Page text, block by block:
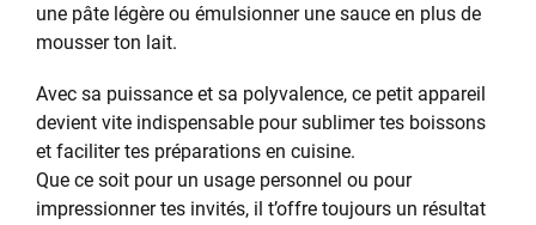
une pâte légère ou émulsionner une sauce en plus de
mousser ton lait.
Avec sa puissance et sa polyvalence, ce petit appareil
devient vite indispensable pour sublimer tes boissons
et faciliter tes préparations en cuisine.
Que ce soit pour un usage personnel ou pour
impressionner tes invités, il t’offre toujours un résultat